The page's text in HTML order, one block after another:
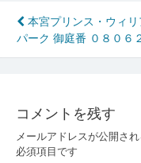
投
稿
ビ
ゲ
本宮プリンス・ウィ
パーク 御庭番 ０８０６
コメントを残す
メールアドレスが公開され
必須項目です